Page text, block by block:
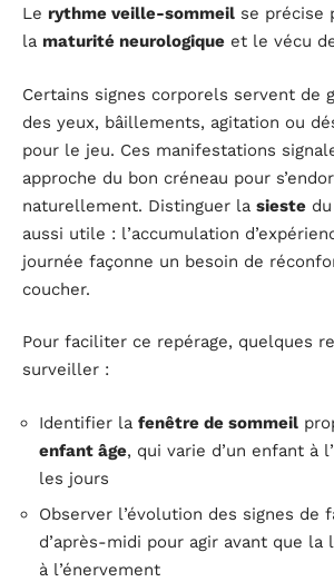
Le rythme veille-sommeil se précise
la maturité neurologique et le vécu
Certains signes corporels servent de
des yeux, bâillements, agitation ou
pour le jeu. Ces manifestations
approche du bon créneau pour
naturellement. Distinguer la sieste du
aussi utile : l’accumulation
journée façonne un besoin de
coucher.
Pour faciliter ce repérage, quelques
surveiller :
Identifier la fenêtre de sommeil
enfant âge, qui varie d’un enfant à
les jours
Observer l’évolution des signes de
d’après-midi pour agir avant que la
à l’énervement